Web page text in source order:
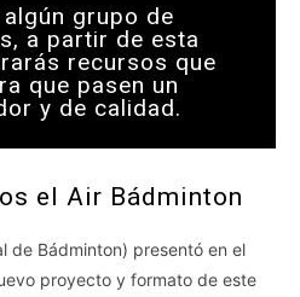
grupo de
a partir de esta
recursos que
que pasen un
y de calidad.
el Air Bádminton
de Bádminton) presentó en el
proyecto y formato de este